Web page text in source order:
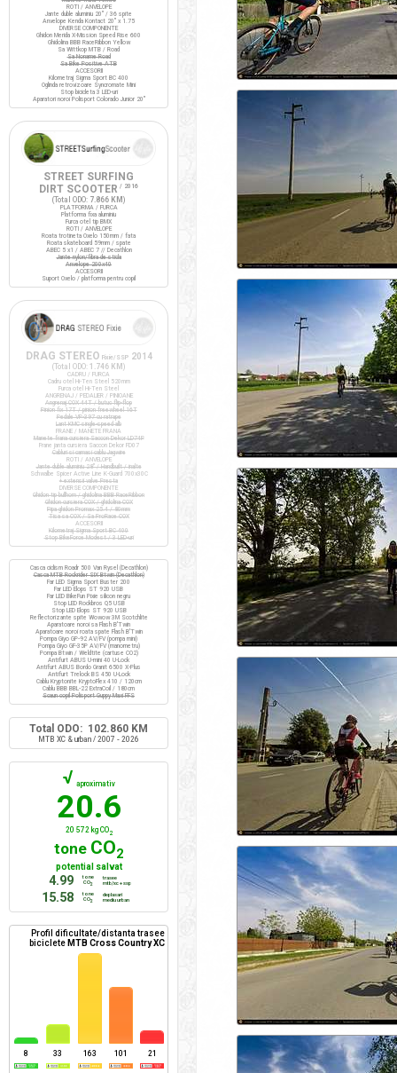
ROTI / ANVELOPE
Jante duble aluminiu 20" / 36 spite
Anvelope Kenda Kontact 20" x 1.75
DIVERSE COMPONENTE
Ghidon Merida X-Mission Speed Rise 600
Ghidolina BBB RaceRibbon Yellow
Sa Wittkop MTB / Road
Sa Noname Road
Sa Bike Positive ATB
ACCESORII
Kilometraj Sigma Sport BC 400
Oglinda retrovizoare Syncromate Mini
Stop bicicleta 3 LED-uri
Aparatori noroi Polisport Colorado Junior 20"
STREET SURFING
DIRT SCOOTER / 2016
(Total ODO: 7.866 KM )
PLATFORMA / FURCA
Platforma fixa aluminiu
Furca otel tip BMX
ROTI / ANVELOPE
Roata trotineta Oxelo 150mm / fata
Roata skateboard 59mm / spate
ABEC 5 x1 / ABEC 7 // Decathlon
Jante nylon/fibra de sticla
Anvelope 200x40
ACCESORII
Suport Oxelo / platforma pentru copil
DRAG STEREO Fixie/SSP 2014
(Total ODO: 1.746 KM )
CADRU / FURCA
Cadru otel Hi-Ten Steel 520mm
Furca otel Hi-Ten Steel
ANGRENAJ / PEDALIER / PINIOANE
Angrenaj COX 44T / butuc flip-flop
Pinion fix 17T / pinion freewheel 16T
Pedale VP-397 cu ratrape
Lant KMC single-speed alb
FRANE / MANETE FRANA
Manete frana cursiera Saccon Dekor LD74P
Frane janta cursiera Saccon Dekor FD07
Cabluri si camasi cablu Jagwire
ROTI / ANVELOPE
Jante duble aluminiu 28" / Handbuilt / inalte
Schwalbe Spicer Active Line K-Guard 700x30C
+ extensii valve Presta
DIVERSE COMPONENTE
Ghidon tip bullhorn / ghidolina BBB RaceRibbon
Ghidon cursiera COX / ghidolina COX
Pipa ghidon Promax 25.4 / 80mm
Tisa sa COX / Sa ProRace COX
ACCESORII
Kilometraj Sigma Sport BC 400
Stop BikeForce Modest / 3 LED-uri
Casca ciclism Roadr 500 Van Rysel (Decathlon)
Casca MTB Rockrider SIX Btwin (Decathlon)
Far LED Sigma Sport Buster 200
Far LED Elops ST 920 USB
Far LED BikeFun Pixie silicon negru
Stop LED Rockbros Q5 USB
Stop LED Elops ST 920 USB
Reflectorizante spite Wowow 3M Scotchlite
Aparatoare noroi sa Flash B'Twin
Aparatoare noroi roata spate Flash B'Twin
Pompa Giyo GP-92 AV/FV (pompa mini)
Pompa Giyo GF-35P AV/FV (manometru)
Pompa Btwin / Weldtite (cartuse CO2)
Antifurt ABUS U-mini 40 U-Lock
Antifurt ABUS Bordo Granit 6500 X-Plus
Antifurt Trelock BS 450 U-Lock
Cablu Kryptonite KryptoFlex 410 / 120cm
Cablu BBB BBL-22 ExtraCoil / 180cm
Scaun copil Polisport Guppy Maxi FFS
Total ODO: 102.860 KM
MTB XC & urban / 2007 - 2026
√ aproximativ
20.6
20 572 kg CO2
tone CO2
potential salvat
4.99
tone
CO2
trasee
mtb/xc + ssp
15.58
tone
CO2
deplasari
mediu urban
Profil dificultate/distanta trasee
biciclete MTB Cross Country XC
8 33 163 101 21